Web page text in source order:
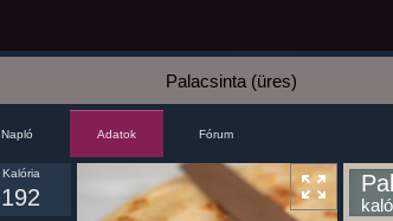
Palacsinta (üres)
Napló Adatok Fórum
Kalória
192